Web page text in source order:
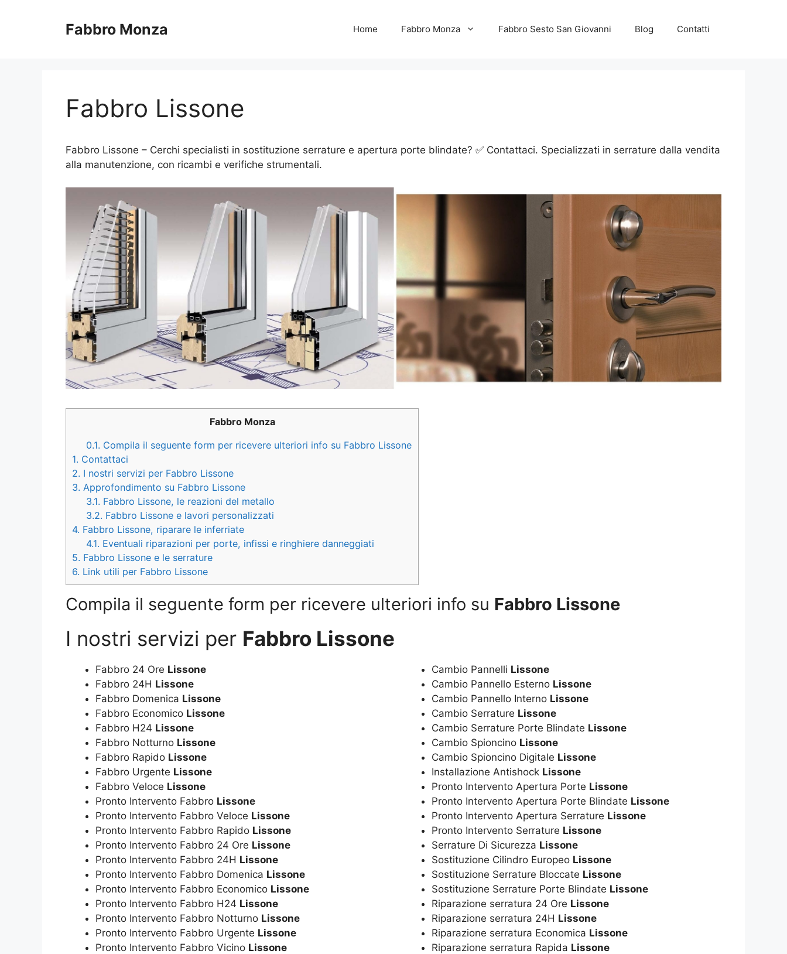
Fabbro Monza Home Fabbro Monza Fabbro Sesto San Giovanni Blog Contatti
Fabbro Lissone
Fabbro Lissone – Cerchi specialisti in sostituzione serrature e apertura porte blindate? ✅ Contattaci. Specializzati in serrature dalla vendita
alla manutenzione, con ricambi e verifiche strumentali.
Fabbro Monza
0.1. Compila il seguente form per ricevere ulteriori info su Fabbro Lissone
1. Contattaci
2. I nostri servizi per Fabbro Lissone
3. Approfondimento su Fabbro Lissone
3.1. Fabbro Lissone, le reazioni del metallo
3.2. Fabbro Lissone e lavori personalizzati
4. Fabbro Lissone, riparare le inferriate
4.1. Eventuali riparazioni per porte, infissi e ringhiere danneggiati
5. Fabbro Lissone e le serrature
6. Link utili per Fabbro Lissone
Compila il seguente form per ricevere ulteriori info su Fabbro Lissone
I nostri servizi per Fabbro Lissone
Fabbro 24 Ore Lissone
Fabbro 24H Lissone
Fabbro Domenica Lissone
Fabbro Economico Lissone
Fabbro H24 Lissone
Fabbro Notturno Lissone
Fabbro Rapido Lissone
Fabbro Urgente Lissone
Fabbro Veloce Lissone
Pronto Intervento Fabbro Lissone
Pronto Intervento Fabbro Veloce Lissone
Pronto Intervento Fabbro Rapido Lissone
Pronto Intervento Fabbro 24 Ore Lissone
Pronto Intervento Fabbro 24H Lissone
Pronto Intervento Fabbro Domenica Lissone
Pronto Intervento Fabbro Economico Lissone
Pronto Intervento Fabbro H24 Lissone
Pronto Intervento Fabbro Notturno Lissone
Pronto Intervento Fabbro Urgente Lissone
Pronto Intervento Fabbro Vicino Lissone
Cambio Pannelli Lissone
Cambio Pannello Esterno Lissone
Cambio Pannello Interno Lissone
Cambio Serrature Lissone
Cambio Serrature Porte Blindate Lissone
Cambio Spioncino Lissone
Cambio Spioncino Digitale Lissone
Installazione Antishock Lissone
Pronto Intervento Apertura Porte Lissone
Pronto Intervento Apertura Porte Blindate Lissone
Pronto Intervento Apertura Serrature Lissone
Pronto Intervento Serrature Lissone
Serrature Di Sicurezza Lissone
Sostituzione Cilindro Europeo Lissone
Sostituzione Serrature Bloccate Lissone
Sostituzione Serrature Porte Blindate Lissone
Riparazione serratura 24 Ore Lissone
Riparazione serratura 24H Lissone
Riparazione serratura Economica Lissone
Riparazione serratura Rapida Lissone